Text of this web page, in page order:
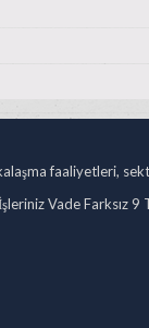
faaliyetleri,
Vade Farksız 9